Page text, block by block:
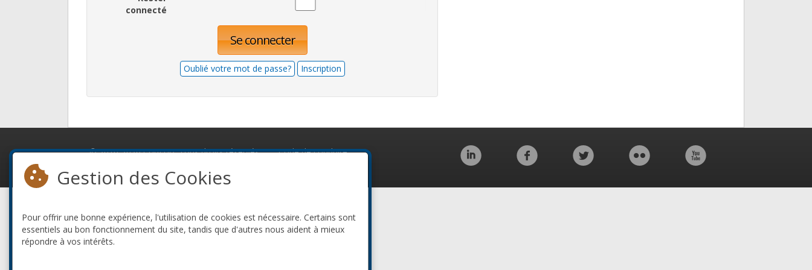
connecté
Se connecter
Oublié votre mot de passe? Inscription
© 2010-2026 ConFoo. Tous droits réservés. Code de conduite
Gestion des Cookies
Pour offrir une bonne expérience, l'utilisation de cookies est nécessaire. Certains sont
essentiels au bon fonctionnement du site, tandis que d'autres nous aident à mieux
répondre à vos intérêts.